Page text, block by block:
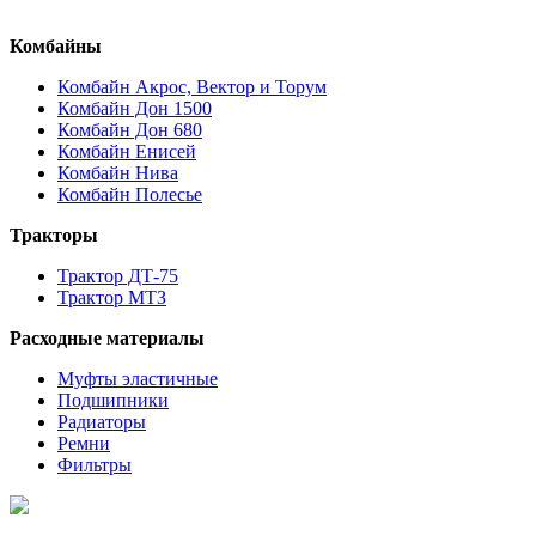
Комбайны
Комбайн Акрос, Вектор и Торум
Комбайн Дон 1500
Комбайн Дон 680
Комбайн Енисей
Комбайн Нива
Комбайн Полесье
Тракторы
Трактор ДТ-75
Трактор МТЗ
Расходные материалы
Муфты эластичные
Подшипники
Радиаторы
Ремни
Фильтры